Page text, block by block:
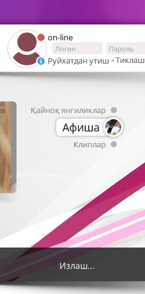
on-line
Руйхатдан утиш -Тиклаш
Қайноқ янгиликлар
Афиша
Клиплар